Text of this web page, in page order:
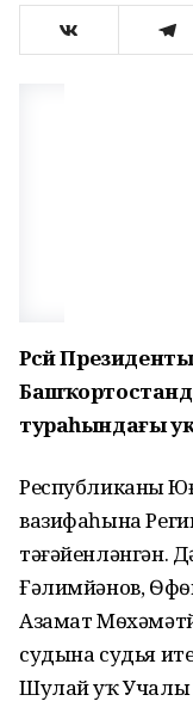
Рәсәй
Башҡортостанда
тураһындағы
Республиканың
вазифаһына
тәғәйенләнгән.
Ғәлимйәнов,
Азамат
судына судья
Шулай уҡ Учалы